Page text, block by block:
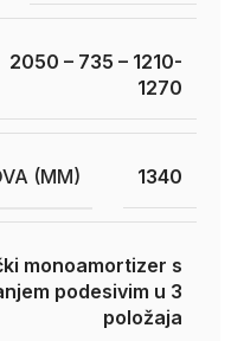
2050 – 735 – 1210-
1270
(MM) 1340
monoamortizer s
podesivim u 3
položaja